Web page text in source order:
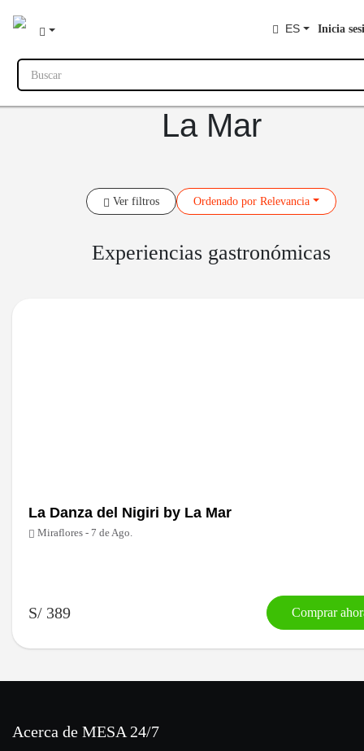
ES Inicia
Buscar
La Mar
Ver filtros Ordenadopor Relevancia
Experiencias gastronómicas
La Danza del Nigiri by La Mar
Miraflores - 7 de Ago.
S/ 389 Comprar
Acerca de MESA 24/7